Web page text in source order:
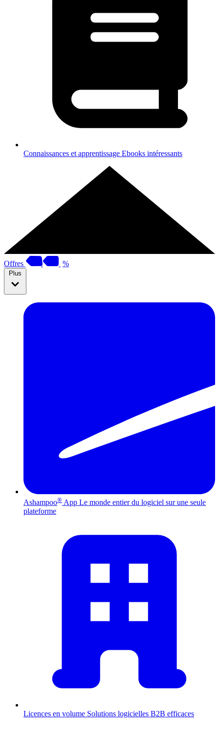
Connaissances et apprentissage Ebooks intéressants
Offres %
Plus
Ashampoo® App Le monde entier du logiciel sur une seule
plateforme
Licences en volume Solutions logicielles B2B efficaces